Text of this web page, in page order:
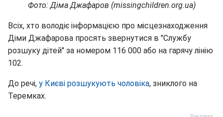
Фото: Діма Джафаров (missingchildren.org.ua)
Всіх, хто володіє інформацією про місцезнаходження
Діми Джафарова просять звернутися в "Службу
розшуку дітей" за номером 116 000 або на гарячу лінію
102.
До речі, у Києві розшукують чоловіка, зниклого на
Теремках.